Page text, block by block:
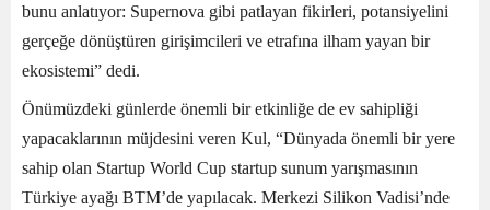
bunu anlatıyor: Supernova gibi patlayan fikirleri, potansiyelini
gerçeğe dönüştüren girişimcileri ve etrafına ilham yayan bir
ekosistemi” dedi.
Önümüzdeki günlerde önemli bir etkinliğe de ev sahipliği
yapacaklarının müjdesini veren Kul, “Dünyada önemli bir yere
sahip olan Startup World Cup startup sunum yarışmasının
Türkiye ayağı BTM’de yapılacak. Merkezi Silikon Vadisi’nde